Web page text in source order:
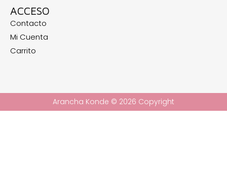
ACCESO
Contacto
Mi Cuenta
Carrito
Arancha Konde © 2026 Copyright